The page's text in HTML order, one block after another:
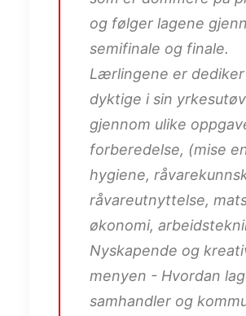
og følger lagene
semifinale og finale.
Lærlingene er
dyktige i sin
gjennom ulike
forberedelse, (mise
hygiene,
råvareutnyttelse,
økonomi,
Nyskapende og
menyen - Hvordan
samhandler og